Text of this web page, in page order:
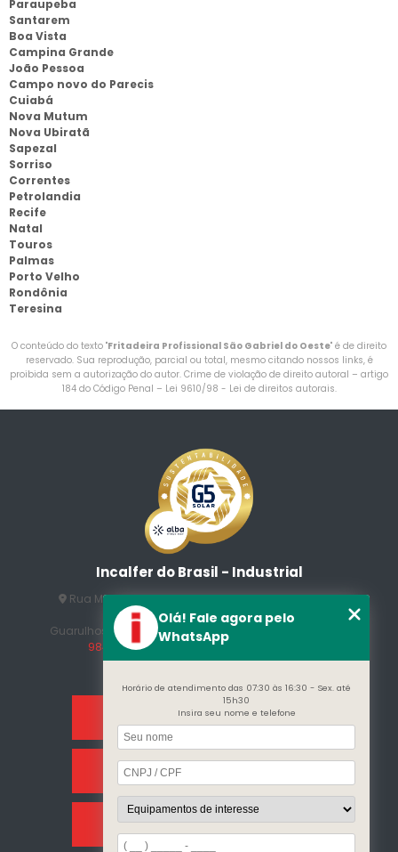
Paraupeba
Santarem
Boa Vista
Campina Grande
João Pessoa
Campo novo do Parecis
Cuiabá
Nova Mutum
Nova Ubiratã
Sapezal
Sorriso
Correntes
Petrolandia
Recife
Natal
Touros
Palmas
Porto Velho
Rondônia
Teresina
O conteúdo do texto "Fritadeira Profissional São Gabriel do Oeste" é de direito
reservado. Sua reprodução, parcial ou total, mesmo citando nossos links, é
proibida sem a autorização do autor. Crime de violação de direito autoral – artigo
184 do Código Penal – Lei 9610/98 - Lei de direitos autorais.
Incalfer do Brasil - Industrial
Rua Manuel Jesus Fernandes , 172 - Jardim Santo
Afonso
Guarulhos - SP - CEP: 07215-230
(11) 3296-7700
98409-5498
contato@incalfer.com.br
Home
Sobre Nós
Categorias
Olá! Fale agora pelo
WhatsApp
Horário de atendimento das 07:30 às 16:30 - Sex. até
15h30
Insira seu nome e telefone